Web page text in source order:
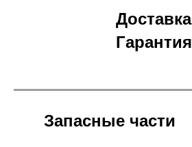
Доставка
Гарантия
Запасные части